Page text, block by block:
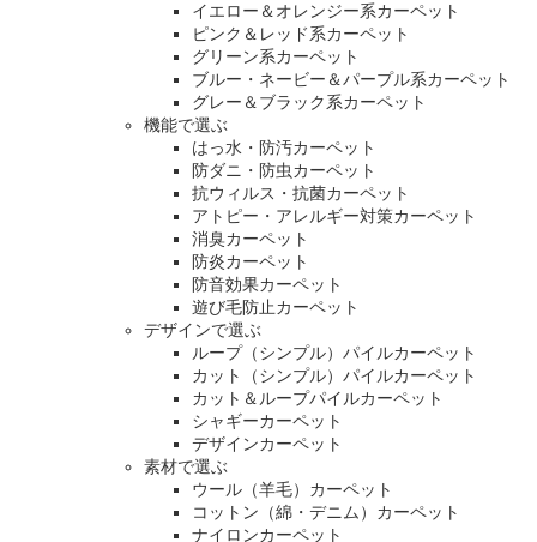
イエロー＆オレンジー系カーペット
ピンク＆レッド系カーペット
グリーン系カーペット
ブルー・ネービー＆パープル系カーペット
グレー＆ブラック系カーペット
機能で選ぶ
はっ水・防汚カーペット
防ダニ・防虫カーペット
抗ウィルス・抗菌カーペット
アトピー・アレルギー対策カーペット
消臭カーペット
防炎カーペット
防音効果カーペット
遊び毛防止カーペット
デザインで選ぶ
ループ（シンプル）パイルカーペット
カット（シンプル）パイルカーペット
カット＆ループパイルカーペット
シャギーカーペット
デザインカーペット
素材で選ぶ
ウール（羊毛）カーペット
コットン（綿・デニム）カーペット
ナイロンカーペット